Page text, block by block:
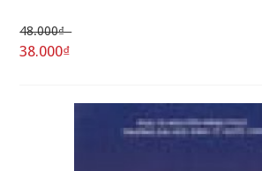
48.000₫
38.000₫